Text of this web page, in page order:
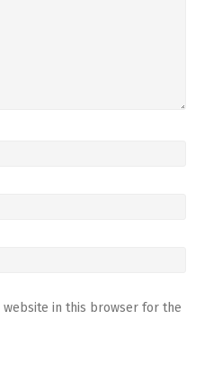
website in this browser for the